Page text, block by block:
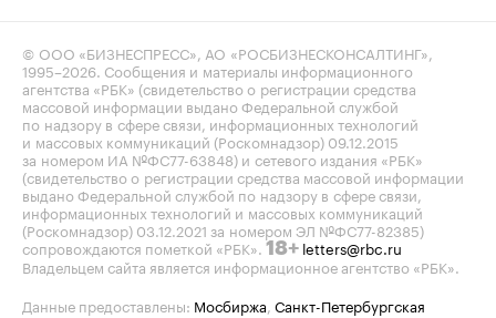
© ООО «БИЗНЕСПРЕСС», АО «РОСБИЗНЕСКОНСАЛТИНГ»,
1995–2026. Сообщения и материалы информационного
агентства «РБК» (свидетельство о регистрации средства
массовой информации выдано Федеральной службой
по надзору в сфере связи, информационных технологий
и массовых коммуникаций (Роскомнадзор) 09.12.2015
за номером ИА №ФС77-63848) и сетевого издания «РБК»
(свидетельство о регистрации средства массовой информации
выдано Федеральной службой по надзору в сфере связи,
информационных технологий и массовых коммуникаций
(Роскомнадзор) 03.12.2021 за номером ЭЛ №ФС77-82385)
сопровождаются пометкой «РБК». 18+ letters@rbc.ru
Владельцем сайта является информационное агентство «РБК».
Данные предоставлены: Мосбиржа, Санкт-Петербургская